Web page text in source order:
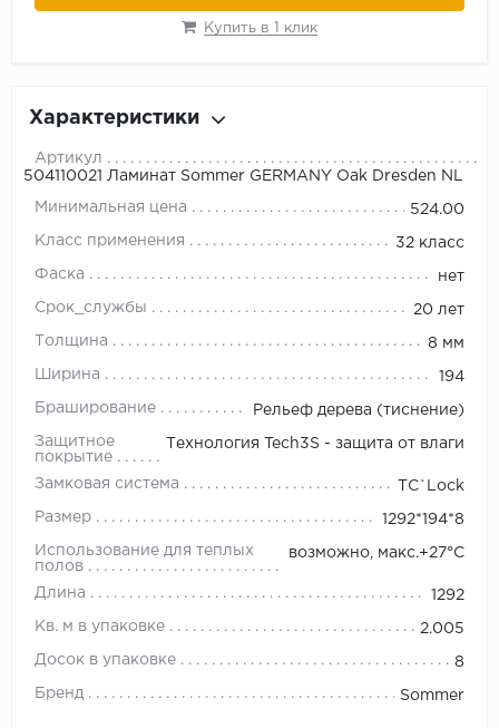
Купить в 1 клик
Характеристики
Артикул
504110021 Ламинат Sommer GERMANY Oak Dresden NL
Минимальная цена 524.00
Класс применения 32 класс
Фаска нет
Срок_службы 20 лет
Толщина 8 мм
Ширина 194
Браширование Рельеф дерева (тиснение)
Защитное
покрытие
Технология Tech3S - защита от влаги
Замковая система TС`Lock
Размер 1292*194*8
Использование для теплых
полов
возможно, макс.+27°С
Длина 1292
Кв. м в упаковке 2.005
Досок в упаковке 8
Бренд Sommer